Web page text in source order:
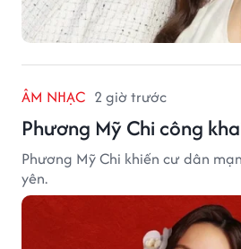
ÂM NHẠC 2 giờ trước
Phương Mỹ Chi công
Phương Mỹ Chi khiến cư dân
yên.